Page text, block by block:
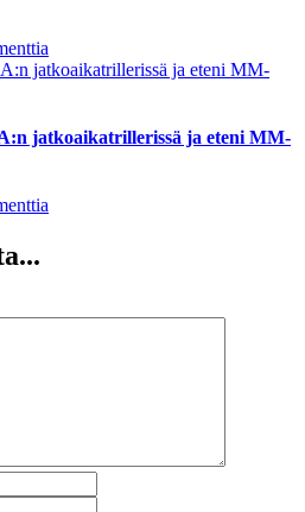
jatkoaikatrillerissä ja eteni MM-